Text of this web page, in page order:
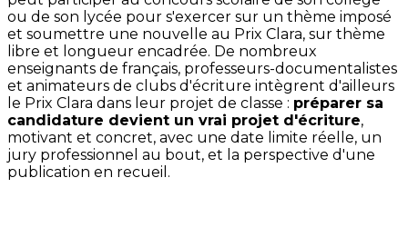
ou de son lycée pour s'exercer sur un thème imposé
et soumettre une nouvelle au Prix Clara, sur thème
libre et longueur encadrée. De nombreux
enseignants de français, professeurs-documentalistes
et animateurs de clubs d'écriture intègrent d'ailleurs
le Prix Clara dans leur projet de classe : préparer sa
candidature devient un vrai projet d'écriture,
motivant et concret, avec une date limite réelle, un
jury professionnel au bout, et la perspective d'une
publication en recueil.